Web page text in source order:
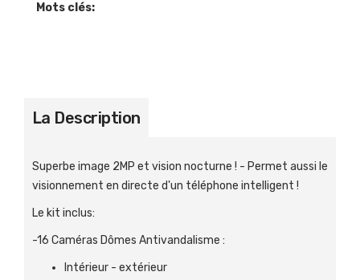
Mots clés:
La Description
Superbe image 2MP et vision nocturne ! - Permet aussi le
visionnement en directe d'un téléphone intelligent !
Le kit inclus:
-16 Caméras Dômes Antivandalisme :
Intérieur - extérieur